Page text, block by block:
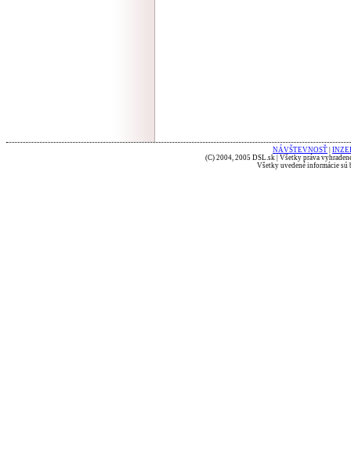
NÁVŠTEVNOSŤ
(C) 2004, 2005 DSL.sk | Všetky práva
Všetky uvedené informácie sú